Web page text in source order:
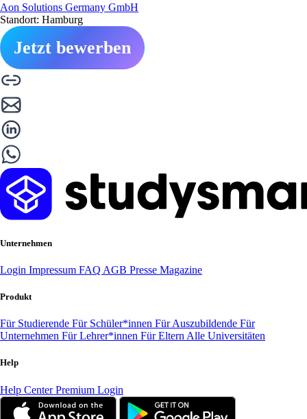
Aon Solutions Germany GmbH
Standort: Hamburg
Jetzt bewerben
Unternehmen
Login Impressum FAQ AGB Presse Magazine
Produkt
Für Studierende Für Schüler*innen Für Auszubildende Für
Unternehmen Für Lehrer*innen Für Eltern Alle Universitäten
Help
Help CenterPremium Login